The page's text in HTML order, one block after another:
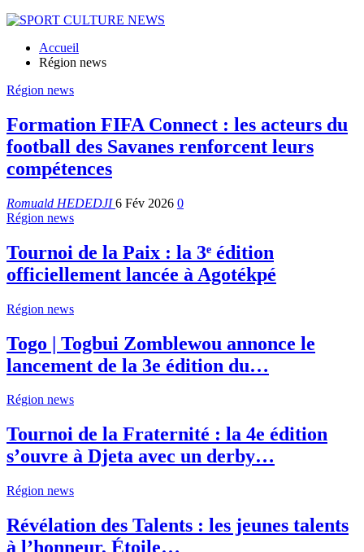
Accueil
Région news
Région news
Formation FIFA Connect : les acteurs du
football des Savanes renforcent leurs
compétences
Romuald HEDEDJI6 Fév 2026 0
Région news
Tournoi de la Paix : la 3ᵉ édition
officiellement lancée à Agotékpé
Région news
Togo | Togbui Zomblewou annonce le
lancement de la 3e édition du…
Région news
Tournoi de la Fraternité : la 4e édition
s’ouvre à Djeta avec un derby…
Région news
Révélation des Talents : les jeunes talents
à l’honneur, Étoile…